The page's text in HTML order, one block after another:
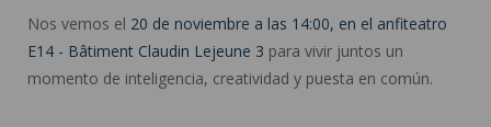
Nos vemos el 20 de noviembre a las 14:00, en el anfiteatro
E14 - Bâtiment Claudin Lejeune 3 para vivir juntos un
momento de inteligencia, creatividad y puesta en común.